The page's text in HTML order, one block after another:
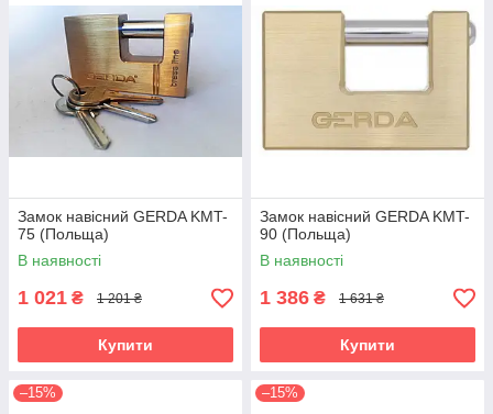
Замок навісний GERDA KMT-
75 (Польща)
В наявності
1 021 ₴ 1 201 ₴
Купити
Замок навісний GERDA KMT-
90 (Польща)
В наявності
1 386 ₴ 1 631 ₴
Купити
–15% –15%